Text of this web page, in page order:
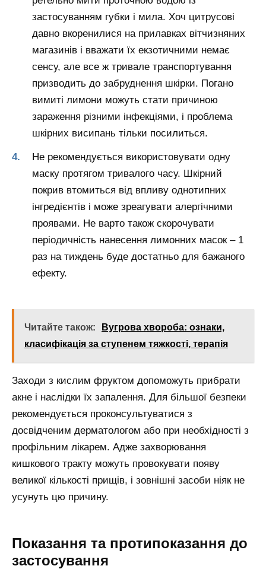
застосуванням губки і мила. Хоч цитрусові
давно вкоренилися на прилавках вітчизняних
магазинів і вважати їх екзотичними немає
сенсу, але все ж тривале транспортування
призводить до забруднення шкірки. Погано
вимиті лимони можуть стати причиною
зараження різними інфекціями, і проблема
шкірних висипань тільки посилиться.
Не рекомендується використовувати одну
маску протягом тривалого часу. Шкірний
покрив втомиться від впливу однотипних
інгредієнтів і може зреагувати алергічними
проявами. Не варто також скорочувати
періодичність нанесення лимонних масок – 1
раз на тиждень буде достатньо для бажаного
ефекту.
Читайте також:
Вугрова хвороба: ознаки,
класифікація за ступенем тяжкості, терапія
Заходи з кислим фруктом допоможуть прибрати
акне і наслідки їх запалення. Для більшої безпеки
рекомендується проконсультуватися з
досвідченим дерматологом або при необхідності з
профільним лікарем. Адже захворювання
кишкового тракту можуть провокувати появу
великої кількості прищів, і зовнішні засоби ніяк не
усунуть цю причину.
Показання та протипоказання до
застосування